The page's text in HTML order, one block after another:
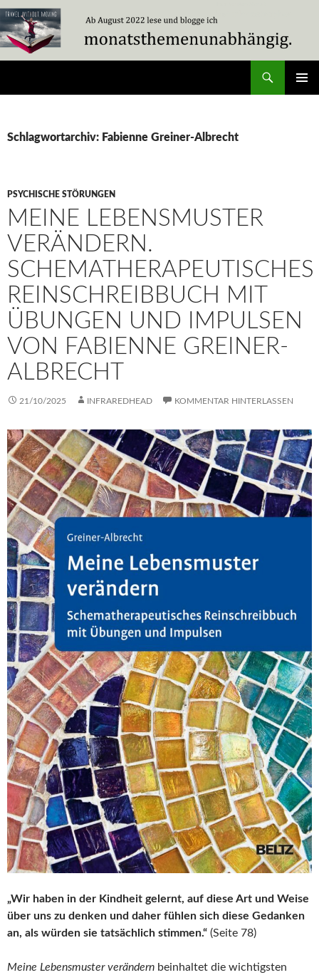
Zum
Inhalt
springen
Schlagwortarchiv: Fabienne Greiner-Albrecht
PSYCHISCHE STÖRUNGEN
MEINE LEBENSMUSTER
VERÄNDERN.
SCHEMATHERAPEUTISCHES
REINSCHREIBBUCH MIT
ÜBUNGEN UND IMPULSEN
VON FABIENNE GREINER-
ALBRECHT
21/10/2025 INFRAREDHEAD KOMMENTAR HINTERLASSEN
„Wir haben in der Kindheit gelernt, auf diese Art und Weise
über uns zu denken und daher fühlen sich diese Gedanken
an, als würden sie tatsächlich stimmen.“ (Seite 78)
Meine Lebensmuster verändern beinhaltet die wichtigsten